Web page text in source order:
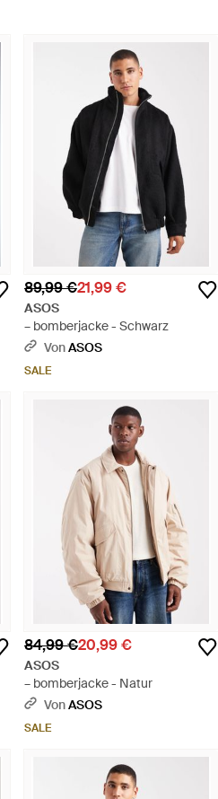
89,99 €21,99 €
ASOS
– bomberjacke - Schwarz
VonASOS
SALE
84,99 €20,99 €
ASOS
– bomberjacke - Natur
VonASOS
SALE